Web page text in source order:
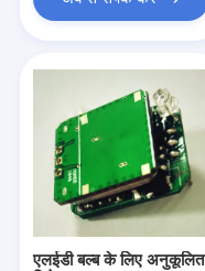
एलईडी बल्ब के लिए अनुकूलित